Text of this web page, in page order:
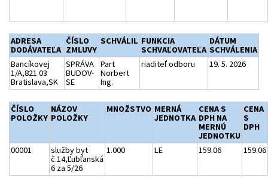
ADRESA
DODÁVATEĽA
ČÍSLO
ZMLUVY
SCHVÁLIL FUNKCIA
SCHVAĽOVATEĽA
DÁTUM
SCHVÁLENIA
Bancíkovej
1/A,821 03
Bratislava,SK
SPRÁVA
BUDOV-
SE
Part
Norbert
Ing.
riaditeľ odboru 19. 5. 2026
ČÍSLO
POLOŽKY
NÁZOV
POLOŽKY
MNOŽSTVO MERNÁ
JEDNOTKA
CENA S
DPH NA
MERNÚ
JEDNOTKU
CENA
S
DPH
00001
služby byt
č.14,Ľubľanská
6 za 5/26
1.000 LE 159.06 159.06